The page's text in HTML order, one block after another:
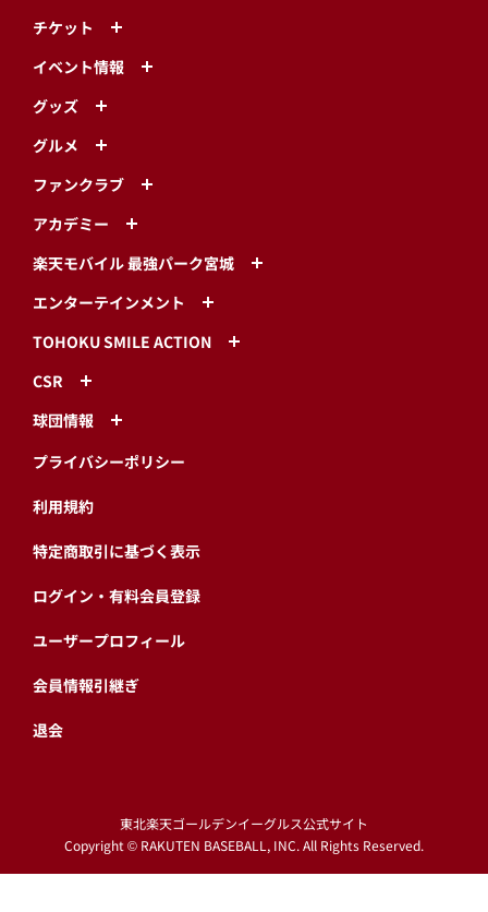
チケット
イベント情報
グッズ
グルメ
ファンクラブ
アカデミー
楽天モバイル 最強パーク宮城
エンターテインメント
TOHOKU SMILE ACTION
CSR
球団情報
プライバシーポリシー
利用規約
特定商取引に基づく表示
ログイン・有料会員登録
ユーザープロフィール
会員情報引継ぎ
退会
東北楽天ゴールデンイーグルス公式サイト
Copyright © RAKUTEN BASEBALL, INC. All Rights Reserved.